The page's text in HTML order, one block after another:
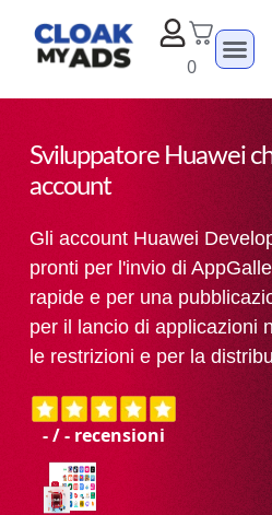
0
Sviluppatore Huawei
account
Gli account Huawei
pronti per l'invio di
rapide e per una
per il lancio di applicazioni
le restrizioni e per la
-/- recensioni